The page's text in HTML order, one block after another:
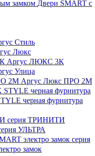
Двери SMART с
Стиль
Люкс
Аргус ЛЮКС 3К
Улица
Аргус Люкс ПРО 2М
черная фурнитура
серия ТРИНИТИ
УЛЬТРА
серия
замок